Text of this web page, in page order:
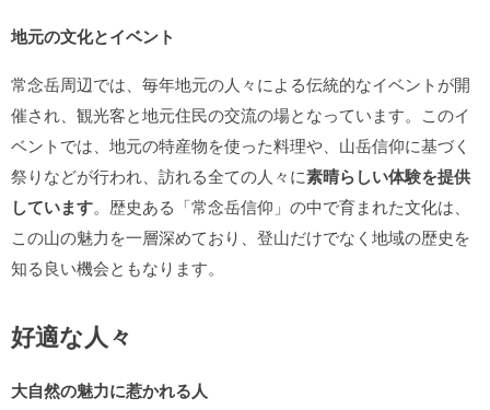
地元の文化とイベント
常念岳周辺では、毎年地元の人々による伝統的なイベントが開
催され、観光客と地元住民の交流の場となっています。このイ
ベントでは、地元の特産物を使った料理や、山岳信仰に基づく
祭りなどが行われ、訪れる全ての人々に素晴らしい体験を提供
しています。歴史ある「常念岳信仰」の中で育まれた文化は、
この山の魅力を一層深めており、登山だけでなく地域の歴史を
知る良い機会ともなります。
好適な人々
大自然の魅力に惹かれる人